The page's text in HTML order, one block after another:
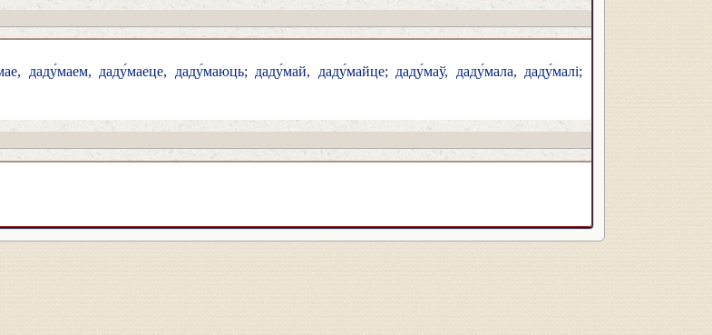
даду́маем, даду́маеце, даду́маюць; даду́май, даду́майце; даду́маў, даду́мала, даду́малі;